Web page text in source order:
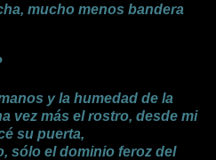
mucho menos bandera
y la humedad de la
vez más el rostro, desde mi
su puerta,
sólo el dominio feroz del